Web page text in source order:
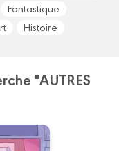
Fantastique
Histoire
"AUTRES